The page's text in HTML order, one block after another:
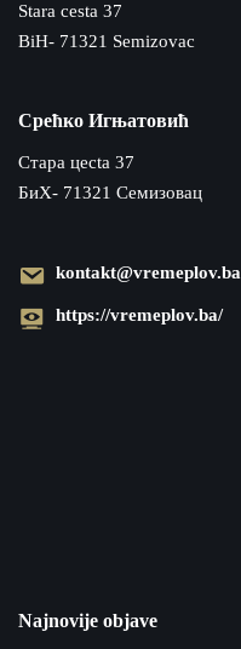
Stara cesta 37
BiH- 71321 Semizovac
Срећко Игњатовић
Cтара цecta 37
БиХ- 71321 Семизовац
kontakt@vremeplov.ba
https://vremeplov.ba/
Najnovije objave